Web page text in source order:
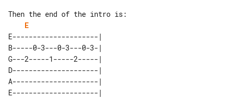
E
E---------------------|
B-----0-3---0-3---0-3-|
G---2-----1-----2-----|
D---------------------|
A---------------------|